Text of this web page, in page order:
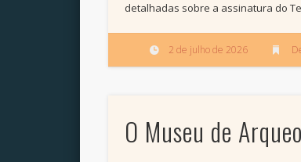
detalhadas sobre a assinatura do
2 de julho de 2026
O Museu de